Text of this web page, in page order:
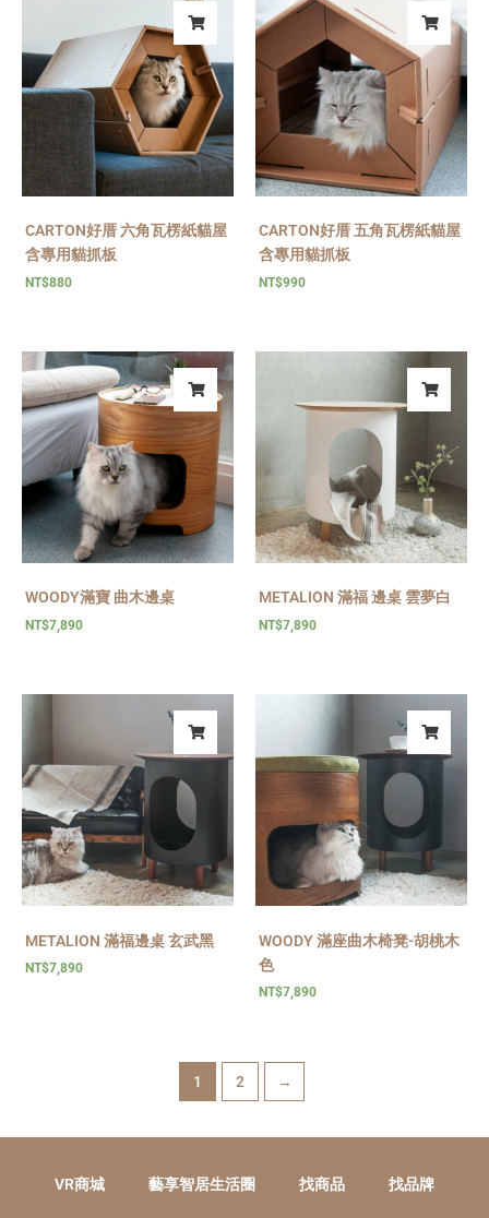
CARTON好厝 六角瓦楞紙貓屋
含專用貓抓板
NT$880
CARTON好厝 五角瓦楞紙貓屋
含專用貓抓板
NT$990
WOODY滿寶 曲木邊桌
NT$7,890
METALION 滿福 邊桌 雲夢白
NT$7,890
METALION 滿福邊桌 玄武黑
NT$7,890
WOODY 滿座曲木椅凳-胡桃木
色
NT$7,890
1 2 →
VR商城 藝享智居生活圈 找商品 找品牌